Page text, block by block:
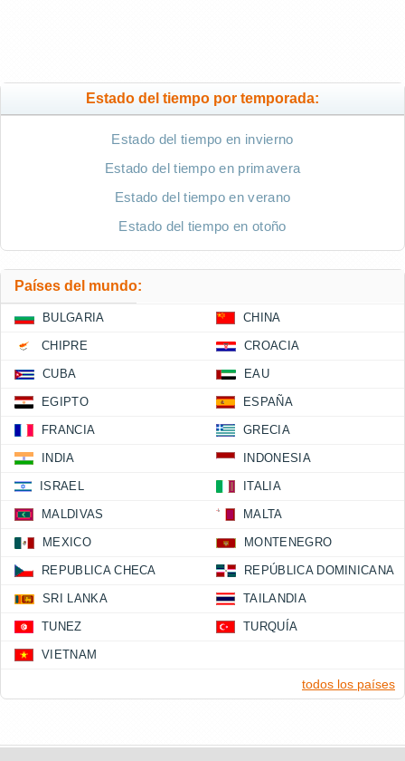
Estado del tiempo por temporada:
Estado del tiempo en invierno
Estado del tiempo en primavera
Estado del tiempo en verano
Estado del tiempo en otoño
Países del mundo:
BULGARIA CHINA
CHIPRE CROACIA
CUBA EAU
EGIPTO ESPAÑA
FRANCIA GRECIA
INDIA INDONESIA
ISRAEL ITALIA
MALDIVAS MALTA
MEXICO MONTENEGRO
REPUBLICA CHECA REPÚBLICA DOMINICANA
SRI LANKA TAILANDIA
TUNEZ TURQUÍA
VIETNAM
todos los países